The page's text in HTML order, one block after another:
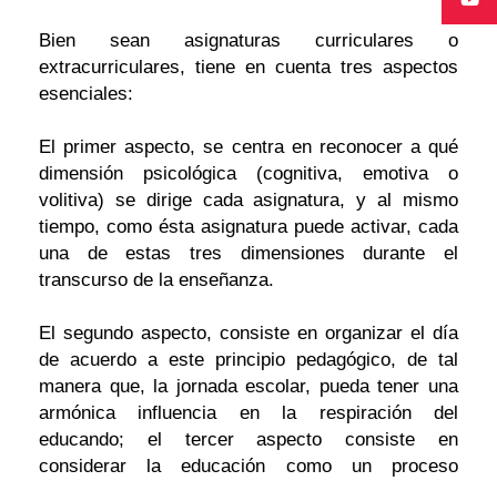
Bien sean asignaturas curriculares o
extracurriculares, tiene en cuenta tres aspectos
esenciales:
El primer aspecto, se centra en reconocer a qué
dimensión psicológica (cognitiva, emotiva o
volitiva) se dirige cada asignatura, y al mismo
tiempo, como ésta asignatura puede activar, cada
una de estas tres dimensiones durante el
transcurso de la enseñanza.
El segundo aspecto, consiste en organizar el día
de acuerdo a este principio pedagógico, de tal
manera que, la jornada escolar, pueda tener una
armónica influencia en la respiración del
educando; el tercer aspecto consiste en
considerar la educación como un proceso